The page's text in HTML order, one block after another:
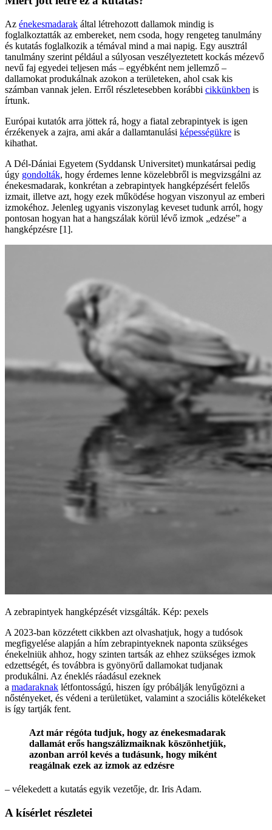
Az énekesmadarak által létrehozott dallamok mindig is
foglalkoztatták az embereket, nem csoda, hogy rengeteg tanulmány
és kutatás foglalkozik a témával mind a mai napig. Egy ausztrál
tanulmány szerint például a súlyosan veszélyeztetett kockás mézevő
nevű faj egyedei teljesen más – egyébként nem jellemző –
dallamokat produkálnak azokon a területeken, ahol csak kis
számban vannak jelen. Erről részletesebben korábbi cikkünkben is
írtunk.
Európai kutatók arra jöttek rá, hogy a fiatal zebrapintyek is igen
érzékenyek a zajra, ami akár a dallamtanulási képességükre is
kihathat.
A Dél-Dániai Egyetem (Syddansk Universitet) munkatársai pedig
úgy gondolták, hogy érdemes lenne közelebbről is megvizsgálni az
énekesmadarak, konkrétan a zebrapintyek hangképzésért felelős
izmait, illetve azt, hogy ezek működése hogyan viszonyul az emberi
izmokéhoz. Jelenleg ugyanis viszonylag keveset tudunk arról, hogy
pontosan hogyan hat a hangszálak körül lévő izmok „edzése” a
hangképzésre [1].
A zebrapintyek hangképzését vizsgálták. Kép: pexels
A 2023-ban közzétett cikkben azt olvashatjuk, hogy a tudósok
megfigyelése alapján a hím zebrapintyeknek naponta szükséges
énekelniük ahhoz, hogy szinten tartsák az ehhez szükséges izmok
edzettségét, és továbbra is gyönyörű dallamokat tudjanak
produkálni. Az éneklés ráadásul ezeknek
a madaraknak létfontosságú, hiszen így próbálják lenyűgözni a
nőstényeket, és védeni a területüket, valamint a szociális kötelékeket
is így tartják fent.
Azt már régóta tudjuk, hogy az énekesmadarak
dallamát erős hangszálizmaiknak köszönhetjük,
azonban arról kevés a tudásunk, hogy miként
reagálnak ezek az izmok az edzésre
– vélekedett a kutatás egyik vezetője, dr. Iris Adam.
A kísérlet részletei